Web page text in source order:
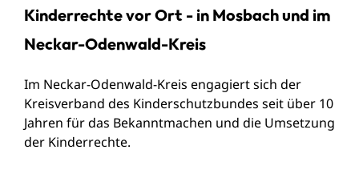
Kinderrechte vor Ort - in Mosbach und im
Neckar-Odenwald-Kreis
Im Neckar-Odenwald-Kreis engagiert sich der
Kreisverband des Kinderschutzbundes seit über 10
Jahren für das Bekanntmachen und die Umsetzung
der Kinderrechte.